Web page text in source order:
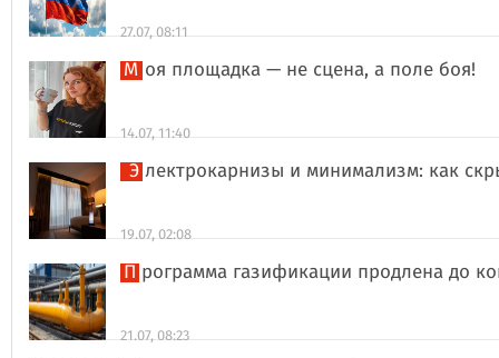
27.07, 08:11
Моя площадка — не сцена, а поле боя!
14.07, 11:40
Электрокарнизы и минимализм: как
19.07, 02:08
Программа газификации продлена до
21.07, 08:23